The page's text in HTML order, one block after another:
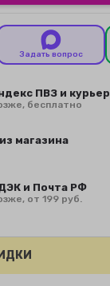
Задать вопрос
ПВЗ и курьер
бесплатно
магазина
и Почта РФ
от 199 руб.